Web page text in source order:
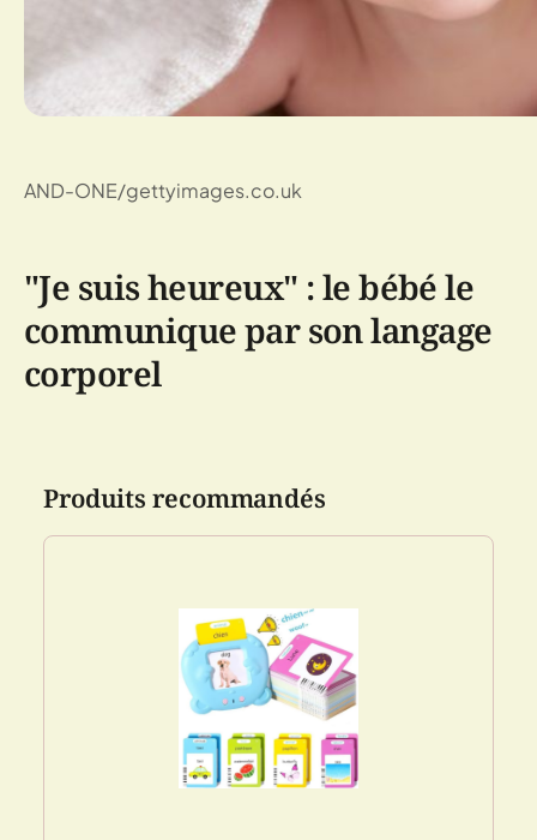
AND-ONE/gettyimages.co.uk
"Je suis heureux" : le bébé le
communique par son langage
corporel
Produits recommandés